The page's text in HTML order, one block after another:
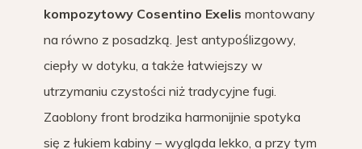
kompozytowy Cosentino Exelis montowany
na równo z posadzką. Jest antypoślizgowy,
ciepły w dotyku, a także łatwiejszy w
utrzymaniu czystości niż tradycyjne fugi.
Zaoblony front brodzika harmonijnie spotyka
się z łukiem kabiny – wygląda lekko, a przy tym